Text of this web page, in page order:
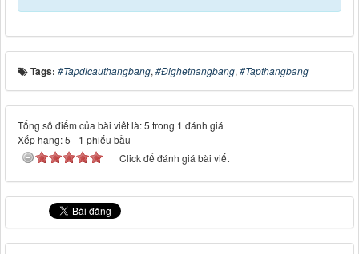
Tags: #Tapdicauthangbang, #Đighethangbang, #Tapthangbang
Tổng số điểm của bài viết là: 5 trong 1 đánh giá
Xếp hạng:5 - 1 phiếu bầu
Click để đánh giá bài viết